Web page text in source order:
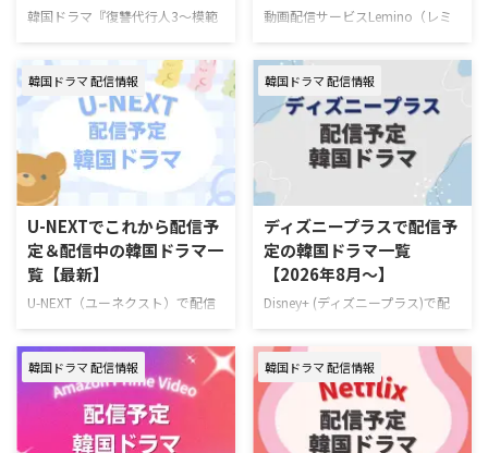
韓国ドラマ『復讐代行人3～模範
信サービスやあらすじ、キャスト
の情報をまとめた。 韓国ドラマ
『復讐代行人3～模範タクシー
～』配信情報 『復讐代行人3～模
範タクシー～』はを視聴できる動
画配信サービスは下記の通り。
動画配信サービス配信状況
Leminoプレミアム Hulu U-NEXT
Prime Video※有料 Disney+
Netflix 『復讐代行人3～模範タク
シー～』を見るならLemino！
Leminoプレミアムは、新規の登
料期間中に解 …
動画配信サービスLemino（レミ
ラマを一挙紹介！（随時更新）
Leminoで7月にスタートする韓国
ドラマ 韓国ドラマ『推しデビュ
― ～My Idol, My Debut～』 7月
16日（木）スタート 推しの悲劇
的な死を阻止するため8年前へタ
イムスリップしたファンが、アイ
ドル練習生として運命を変えよう
と奮闘するタイムスリップK-POP
ロマンスコメディ。 演出ハン・
グムビ 脚本チェ・ヨンス キャス
トQ（THE BOYZ）、ファン・ジ
（tripleS …
韓国ドラマ 配信情報
U-NEXTでこれから配信予
定＆配信中の韓国ドラマ一
覧【最新】
U-NEXT（ユーネクスト）で配信
一挙ご紹介！ さらに、最近配信
が始まった大注目の新作も合わせ
てお届け。（随時更新） ＞＞お
すすめの韓国ドラマ一覧はこちら
＞＞中国ドラマのU-NEXT配信予
韓国ドラマ 配信情報
ディズニープラスで配信予
定の韓国ドラマ一覧
【2026年8月～】
Disney+ (ディズニープラス)で配
ドキュメンタリーを一挙紹介！
（随時更新） ディズニープラスで
毎週最新エピソードが更新中の韓
国ドラマ 韓国ドラマ『夫婦の結
末』 7月4日（土）より独占配信
韓国ドラマ 配信情報 韓国ドラマ 配信情報